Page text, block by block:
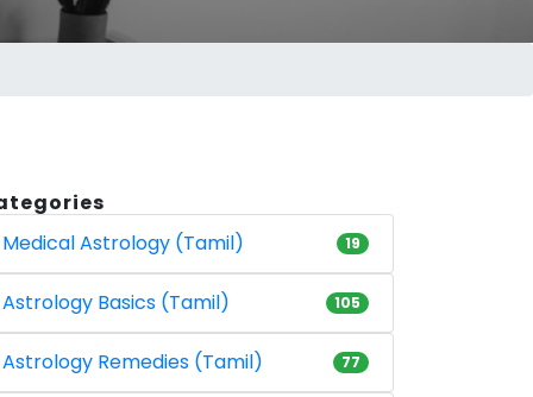
Medical Astrology (Tamil)
19
Astrology Basics (Tamil) 105
Astrology Remedies (Tamil) 77